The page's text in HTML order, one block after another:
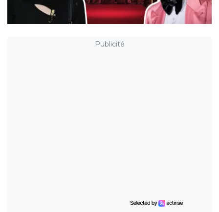
Publicité